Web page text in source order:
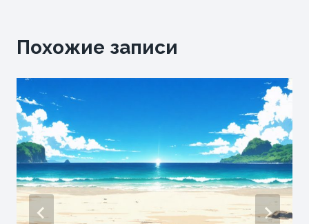
Похожие записи